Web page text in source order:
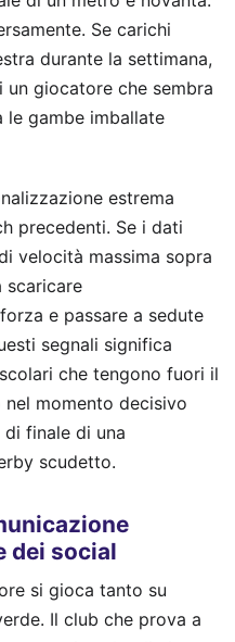
Se carichi
durante la settimana,
giocatore che sembra
le gambe imballate
estrema
precedenti. Se i dati
velocità massima sopra
scaricare
e passare a sedute
segnali significa
che tengono fuori il
momento decisivo
finale di una
scudetto.
dei social
si gioca tanto su
Il club che prova a